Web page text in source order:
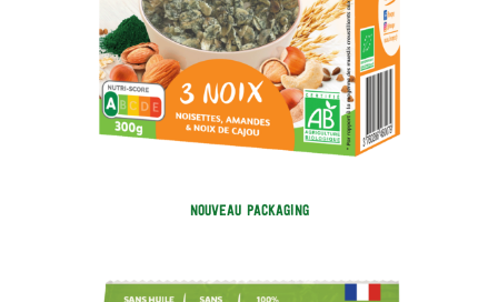
NOUVEAU PACKAGING